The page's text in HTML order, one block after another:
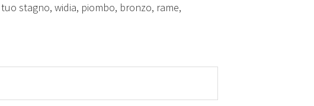
stagno, widia, piombo, bronzo, rame,